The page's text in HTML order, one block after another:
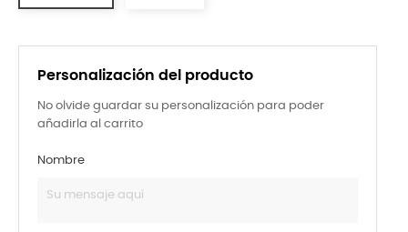
Personalización del producto
No olvide guardar su personalización para poder
añadirla al carrito
Nombre